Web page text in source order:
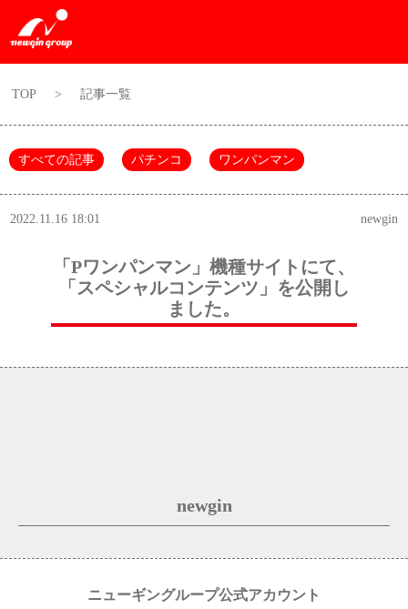
TOP > 記事一覧
すべての記事 パチンコ ワンパンマン
2022.11.16 18:01 newgin
「Pワンパンマン」機種サイトにて、
「スペシャルコンテンツ」を公開し
ました。
newgin
ニューギングループ公式アカウント